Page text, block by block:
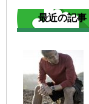
最近の記事